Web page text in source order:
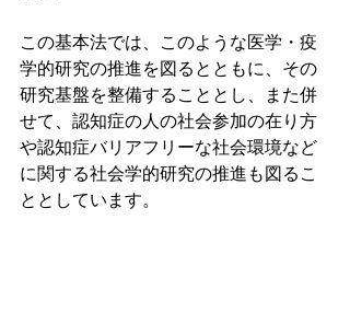
この基本法では、このような医学・疫
学的研究の推進を図るとともに、その
研究基盤を整備することとし、また併
せて、認知症の人の社会参加の在り方
や認知症バリアフリーな社会環境など
に関する社会学的研究の推進も図るこ
ととしています。